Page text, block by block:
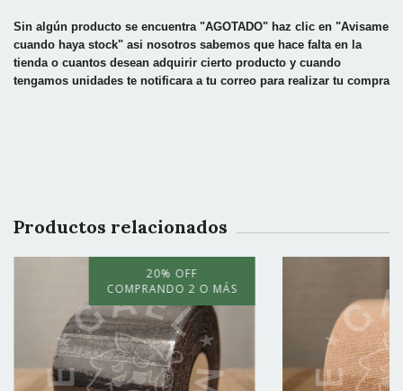
Sin algún producto se encuentra "AGOTADO" haz clic en "Avisame
cuando haya stock" asi nosotros sabemos que hace falta en la
tienda o cuantos desean adquirir cierto producto y cuando
tengamos unidades te notificara a tu correo para realizar tu compra
Productos relacionados
20% OFF
COMPRANDO 2 O MÁS